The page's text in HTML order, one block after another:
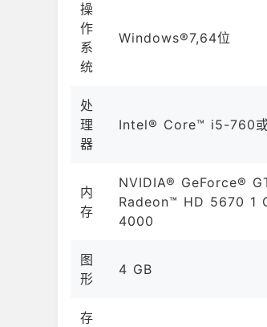
操
作
系
统
Windows®7,64位
处
理
器
Intel® Core™ i5-760
内
存
NVIDIA® GeForce®
Radeon™ HD 5670 1
4000
图
形
4 GB
存